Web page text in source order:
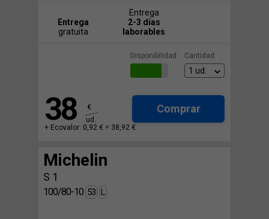
Entrega
gratuita
Entrega
2-3 días
laborables
Disponibilidad: Cantidad:
38
€
ud.
Comprar
+ Ecovalor: 0,92 € = 38,92 €
Michelin
S 1
100/80-10 53 L